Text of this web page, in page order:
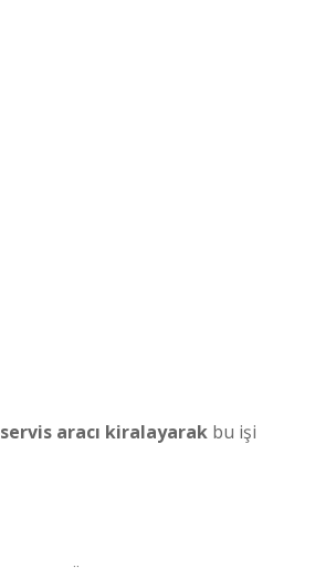
servis aracı kiralayarak bu işi